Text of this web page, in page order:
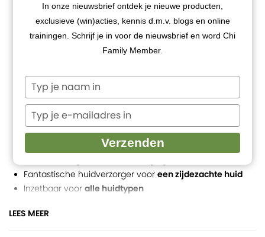
Fantastische huidverzorger voor een zijdezachte huid
Inzetbaar voor alle huidtypen
Ondersteunt het herstellend vermogen van de huid
LEES MEER
In onze nieuwsbrief ontdek je nieuwe producten,
exclusieve (win)acties, kennis d.m.v. blogs en online
trainingen. Schrijf je in voor de nieuwsbrief en word Chi
Family Member.
Typ
je
naam
Typ
je
e-
mailadres
Verzenden